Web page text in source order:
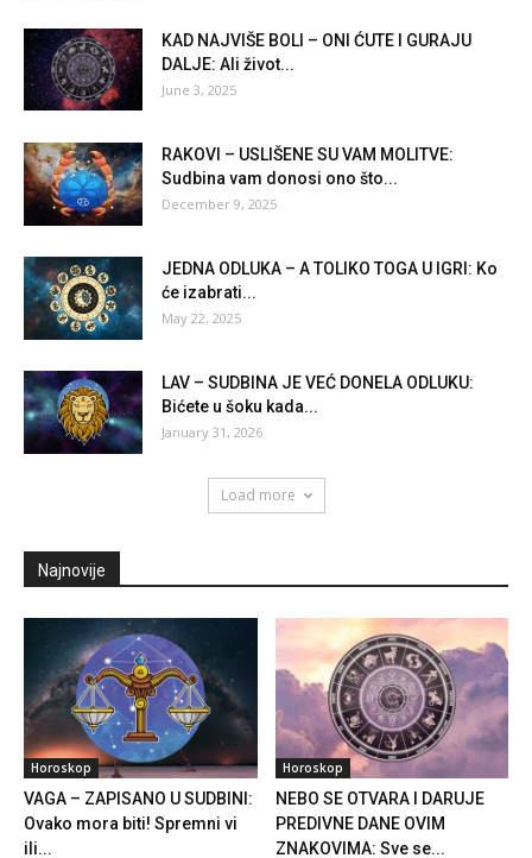
KAD NAJVIŠE BOLI – ONI ĆUTE I GURAJU
DALJE: Ali život...
June 3, 2025
RAKOVI – USLIŠENE SU VAM MOLITVE:
Sudbina vam donosi ono što...
December 9, 2025
JEDNA ODLUKA – A TOLIKO TOGA U IGRI: Ko
će izabrati...
May 22, 2025
LAV – SUDBINA JE VEĆ DONELA ODLUKU:
Bićete u šoku kada...
January 31, 2026
Load more
Najnovije
Horoskop
VAGA – ZAPISANO U SUDBINI:
Ovako mora biti! Spremni vi
ili...
Horoskop
NEBO SE OTVARA I DARUJE
PREDIVNE DANE OVIM
ZNAKOVIMA: Sve se...